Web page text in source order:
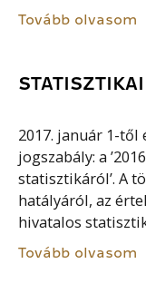
Tovább olvasom
2017. január 1-
jogszabály: a
statisztikáról’. A
hatályáról, az
hivatalos
Tovább olvasom